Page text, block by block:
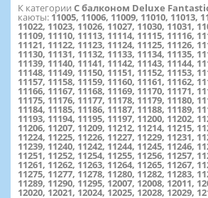
К категории С балконом Deluxe
каюты: 11005, 11006, 11009, 11010, 11013,
11022, 11023, 11026, 11027, 11030, 11031,
11109, 11110, 11113, 11114, 11115, 11116,
11121, 11122, 11123, 11124, 11125, 11126,
11130, 11131, 11132, 11133, 11134, 11135,
11139, 11140, 11141, 11142, 11143, 11144,
11148, 11149, 11150, 11151, 11152, 11153,
11157, 11158, 11159, 11160, 11161, 11162,
11166, 11167, 11168, 11169, 11170, 11171,
11175, 11176, 11177, 11178, 11179, 11180,
11184, 11185, 11186, 11187, 11188, 11189,
11193, 11194, 11195, 11197, 11200, 11202,
11206, 11207, 11209, 11212, 11214, 11215,
11224, 11225, 11226, 11227, 11229, 11231,
11239, 11240, 11242, 11244, 11245, 11246,
11251, 11252, 11254, 11255, 11256, 11257,
11261, 11262, 11263, 11264, 11265, 11267,
11275, 11277, 11278, 11280, 11282, 11283,
11289, 11290, 11295, 12007, 12008, 12011,
12020, 12021, 12024, 12025, 12028, 12029,